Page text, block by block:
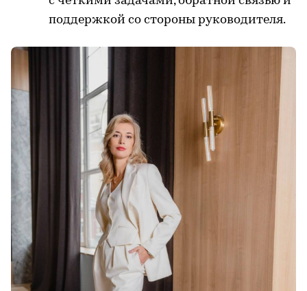
поддержкой со стороны руководителя.